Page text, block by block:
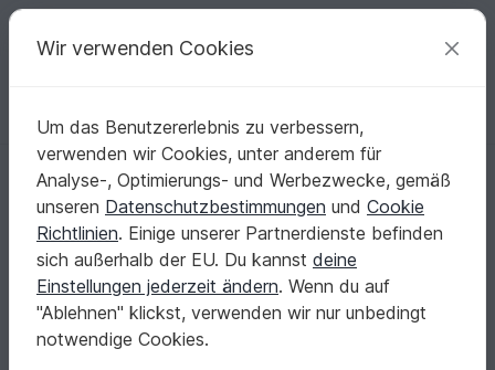
Deine kreativen Ideen
Deutsch | € (EUR) einloggen Kostenlos registrieren
Startseite Häkeln Festlichkeiten Weihnachten
Häkelanleitung Türkranz Lebkuchenmännchen - PDF Datei
Häkelanleitung Türkranz Lebkuchenmännchen
- PDF Datei
Wir verwenden Cookies
Um das Benutzererlebnis zu verbessern,
verwenden wir Cookies, unter anderem für
Analyse-, Optimierungs- und Werbezwecke, gemäß
unseren Datenschutzbestimmungen und Cookie
Richtlinien. Einige unserer Partnerdienste befinden
sich außerhalb der EU. Du kannst deine
Einstellungen jederzeit ändern. Wenn du auf
"Ablehnen" klickst, verwenden wir nur unbedingt
notwendige Cookies.